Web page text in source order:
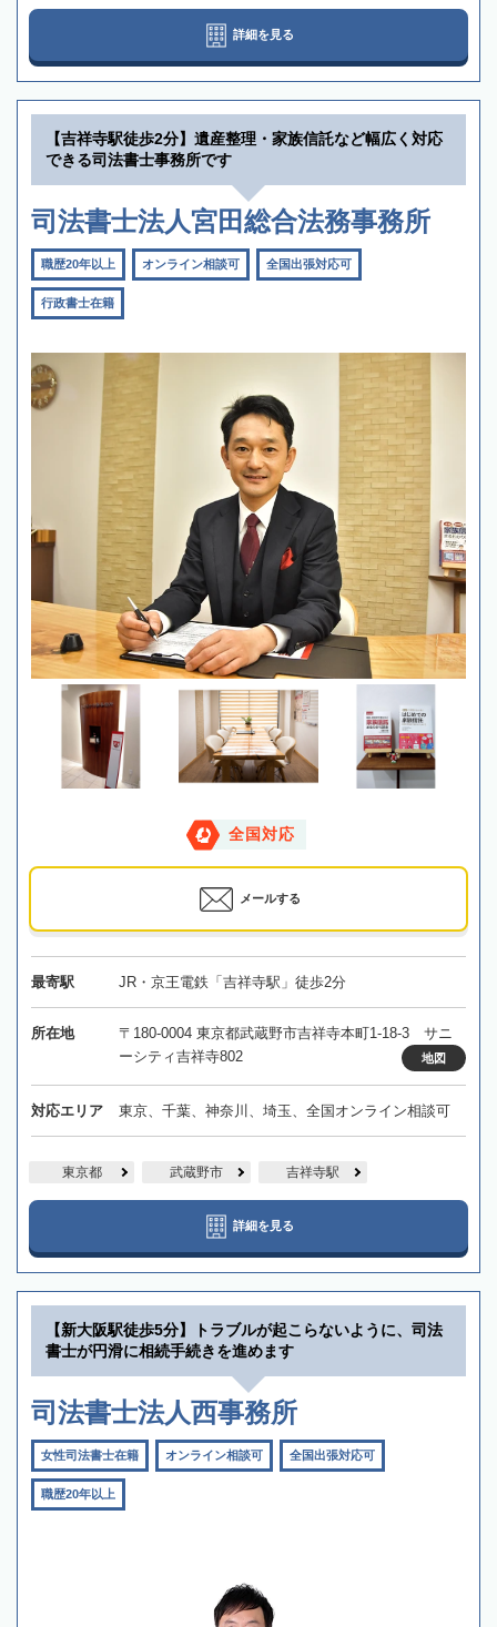
詳細を見る
【吉祥寺駅徒歩2分】遺産整理・家族信託など幅広く対応
できる司法書士事務所です
司法書士法人宮田総合法務事務所
職歴20年以上 オンライン相談可 全国出張対応可
行政書士在籍
全国対応
メールする
最寄駅 JR・京王電鉄「吉祥寺駅」徒歩2分
所在地
〒180-0004 東京都武蔵野市吉祥寺本町1-18-3 サニ
ーシティ吉祥寺802
地図
対応エリア 東京、千葉、神奈川、埼玉、全国オンライン相談可
東京都 武蔵野市 吉祥寺駅
詳細を見る
【新大阪駅徒歩5分】トラブルが起こらないように、司法
書士が円滑に相続手続きを進めます
司法書士法人西事務所
女性司法書士在籍 オンライン相談可 全国出張対応可
職歴20年以上